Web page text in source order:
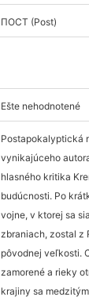
ПОСТ (Post)
Ešte nehodnotené
Postapokalyptická
vynikajúceho
hlasného kritika
budúcnosti. Po
vojne, v ktorej sa
zbraniach, zostal z
pôvodnej veľkosti.
zamorené a rieky
krajiny sa